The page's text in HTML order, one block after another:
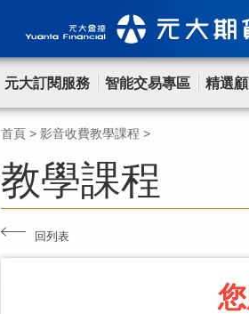
元大訂閱服務 智能交易專區 精選
首頁 > 影音收費教學課程 >
教學課程
回列表